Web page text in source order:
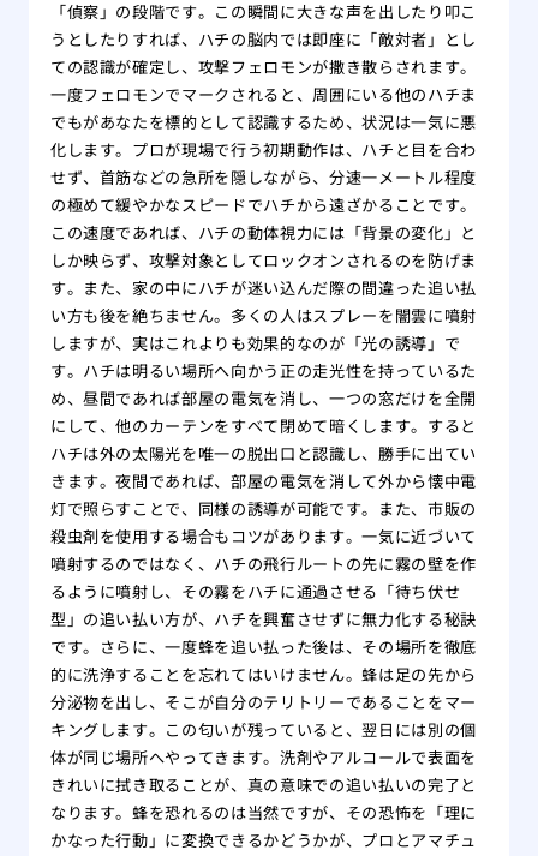
「偵察」の段階です。この瞬間に大きな声を出したり叩こ
うとしたりすれば、ハチの脳内では即座に「敵対者」とし
ての認識が確定し、攻撃フェロモンが撒き散らされます。
一度フェロモンでマークされると、周囲にいる他のハチま
でもがあなたを標的として認識するため、状況は一気に悪
化します。プロが現場で行う初期動作は、ハチと目を合わ
せず、首筋などの急所を隠しながら、分速一メートル程度
の極めて緩やかなスピードでハチから遠ざかることです。
この速度であれば、ハチの動体視力には「背景の変化」と
しか映らず、攻撃対象としてロックオンされるのを防げま
す。また、家の中にハチが迷い込んだ際の間違った追い払
い方も後を絶ちません。多くの人はスプレーを闇雲に噴射
しますが、実はこれよりも効果的なのが「光の誘導」で
す。ハチは明るい場所へ向かう正の走光性を持っているた
め、昼間であれば部屋の電気を消し、一つの窓だけを全開
にして、他のカーテンをすべて閉めて暗くします。すると
ハチは外の太陽光を唯一の脱出口と認識し、勝手に出てい
きます。夜間であれば、部屋の電気を消して外から懐中電
灯で照らすことで、同様の誘導が可能です。また、市販の
殺虫剤を使用する場合もコツがあります。一気に近づいて
噴射するのではなく、ハチの飛行ルートの先に霧の壁を作
るように噴射し、その霧をハチに通過させる「待ち伏せ
型」の追い払い方が、ハチを興奮させずに無力化する秘訣
です。さらに、一度蜂を追い払った後は、その場所を徹底
的に洗浄することを忘れてはいけません。蜂は足の先から
分泌物を出し、そこが自分のテリトリーであることをマー
キングします。この匂いが残っていると、翌日には別の個
体が同じ場所へやってきます。洗剤やアルコールで表面を
きれいに拭き取ることが、真の意味での追い払いの完了と
なります。蜂を恐れるのは当然ですが、その恐怖を「理に
かなった行動」に変換できるかどうかが、プロとアマチュ